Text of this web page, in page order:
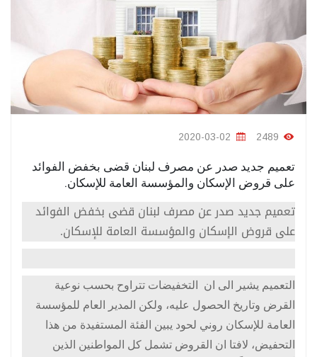
تعميم جديد صدر عن مصرف لبنان قضى بخفض الفوائد
على قروض الإسكان والمؤسسة العامة للإسكان.
تعميم جديد صدر عن مصرف لبنان قضى بخفض الفوائد
على قروض الإسكان والمؤسسة العامة للإسكان.
التعميم يشير الى ان التخفيضات تتراوح بحسب نوعية
القرض وتاريخ الحصول عليه، ولكن المدير العام للمؤسسة
العامة للإسكان ​روني لحود يبين الفئة المستفيدة من هذا
التحفيض، لافتا ان القروض تشمل كل المواطنين الذين